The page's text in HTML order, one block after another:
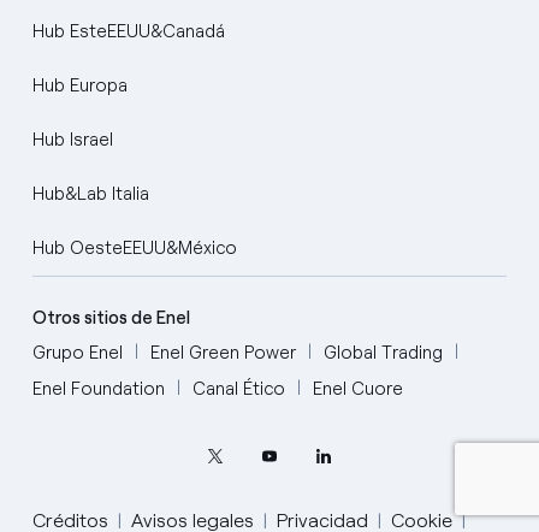
Hub EsteEEUU&Canadá
Hub Europa
Hub Israel
Hub&Lab Italia
Hub OesteEEUU&México
Otros sitios de Enel
Grupo Enel
Enel Green Power
Global Trading
Enel Foundation
Canal Ético Enel Cuore
Créditos Avisos legales Privacidad Cookie
English